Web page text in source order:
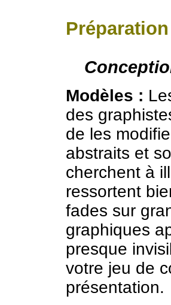
Préparation
Modèles :
des
de les
abstraits et
cherchent à
ressortent
fades sur
graphiques
presque
votre jeu de
présentation.